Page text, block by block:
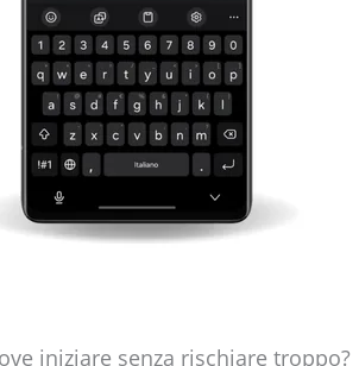
iniziare senza rischiare troppo?